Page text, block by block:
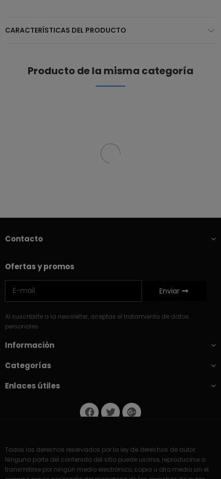
CARACTERÍSTICAS DEL PRODUCTO
Producto de la misma categoría
Contacto
Ofertas y promos
Enviar
Al suscribirte a la newsletter, aceptas el tratamiento de datos
personales
Información
Categorías
Enlaces útiles
Todos los derechos reservados por la ley de derechos de autor.
Ninguna parte del contenido del sitio puede usarse, reproducirse o
transmitirse por ningún medio electrónico, copia u otro medio sin el